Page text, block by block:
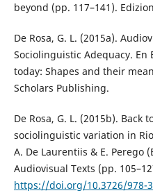
beyond (pp. 117–141).
De Rosa, G. L. (2015a).
Sociolinguistic Adequacy. En
today: Shapes and their
Scholars Publishing.
De Rosa, G. L. (2015b). Back
sociolinguistic variation in
A. De Laurentiis & E. Perego
Audiovisual Texts (pp.
https://doi.org/10.3726/978-